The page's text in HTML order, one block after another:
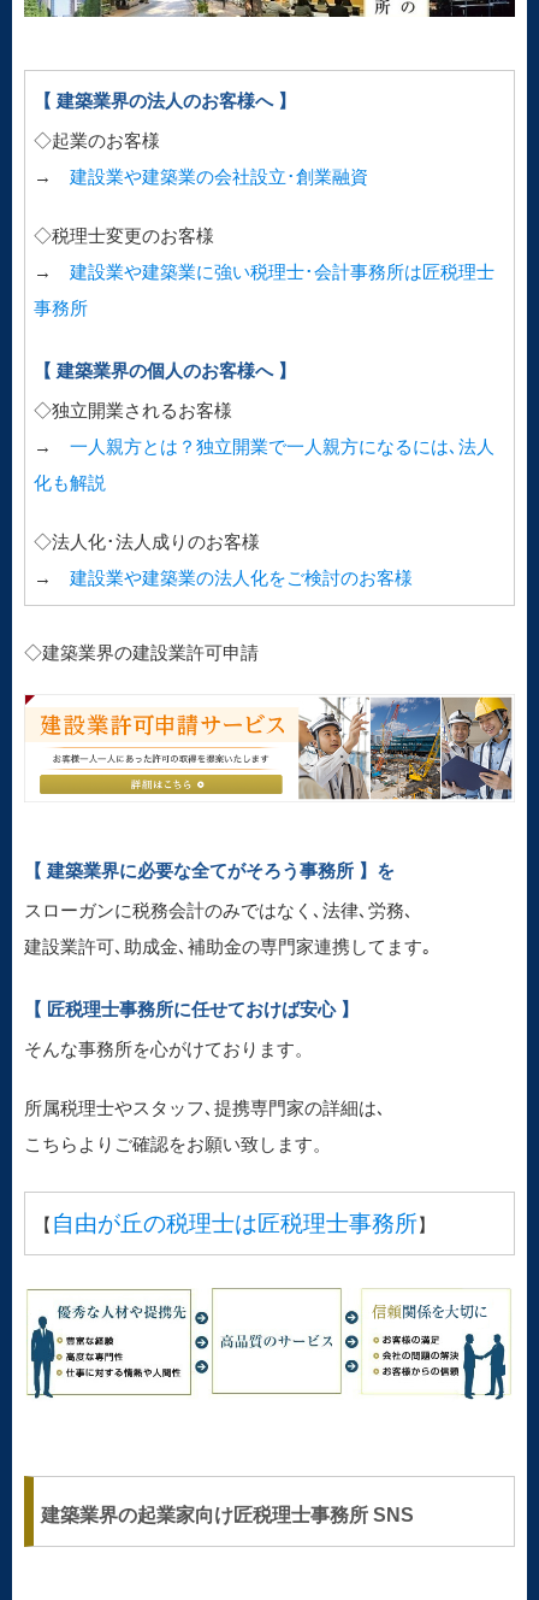
【 建築業界の法人のお客様へ 】
◇起業のお客様
→ 建設業や建築業の会社設立･創業融資
◇税理士変更のお客様
→ 建設業や建築業に強い税理士･会計事務所は匠税理士
事務所
【 建築業界の個人のお客様へ 】
◇独立開業されるお客様
→ 一人親方とは？独立開業で一人親方になるには､法人
化も解説
◇法人化･法人成りのお客様
→ 建設業や建築業の法人化をご検討のお客様
◇建築業界の建設業許可申請
【 建築業界に必要な全てがそろう事務所 】を
スローガンに税務会計のみではなく､法律､労務､
建設業許可､助成金､補助金の専門家連携してます｡
【 匠税理士事務所に任せておけば安心 】
そんな事務所を心がけております。
所属税理士やスタッフ､提携専門家の詳細は､
こちらよりご確認をお願い致します。
【 自由が丘の税理士は匠税理士事務所】
建築業界の起業家向け匠税理士事務所 SNS